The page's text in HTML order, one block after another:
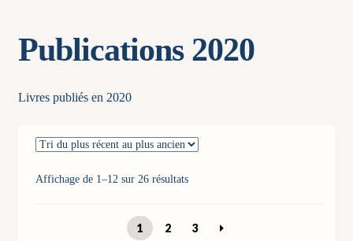
Publications 2020
Livres publiés en 2020
Affichage de 1–12 sur 26 résultatsTrié
récent
1 2 3